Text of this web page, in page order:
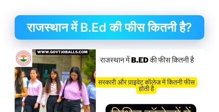
राजस्थान में B.Ed की फीस कितनी है?